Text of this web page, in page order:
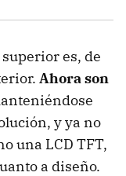
es, de
Ahora son
y ya no
una LCD TFT,
a diseño.